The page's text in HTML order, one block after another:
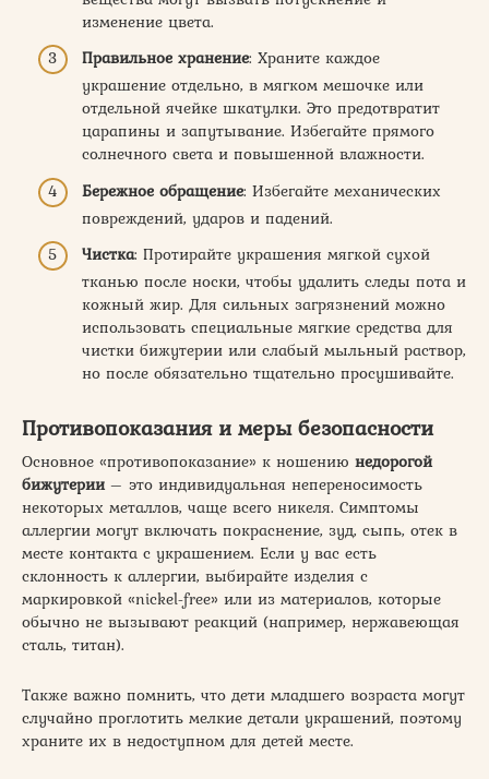
изменение цвета.
Правильное хранение: Храните каждое
украшение отдельно, в мягком мешочке или
отдельной ячейке шкатулки. Это предотвратит
царапины и запутывание. Избегайте прямого
солнечного света и повышенной влажности.
Бережное обращение: Избегайте механических
повреждений, ударов и падений.
Чистка: Протирайте украшения мягкой сухой
тканью после носки, чтобы удалить следы пота и
кожный жир. Для сильных загрязнений можно
использовать специальные мягкие средства для
чистки бижутерии или слабый мыльный раствор,
но после обязательно тщательно просушивайте.
Противопоказания и меры безопасности
Основное «противопоказание» к ношению недорогой
бижутерии– это индивидуальная непереносимость
некоторых металлов, чаще всего никеля. Симптомы
аллергии могут включать покраснение, зуд, сыпь, отек в
месте контакта с украшением. Если у вас есть
склонность к аллергии, выбирайте изделия с
маркировкой «nickel-free» или из материалов, которые
обычно не вызывают реакций (например, нержавеющая
сталь, титан).
Также важно помнить, что дети младшего возраста могут
случайно проглотить мелкие детали украшений, поэтому
храните их в недоступном для детей месте.